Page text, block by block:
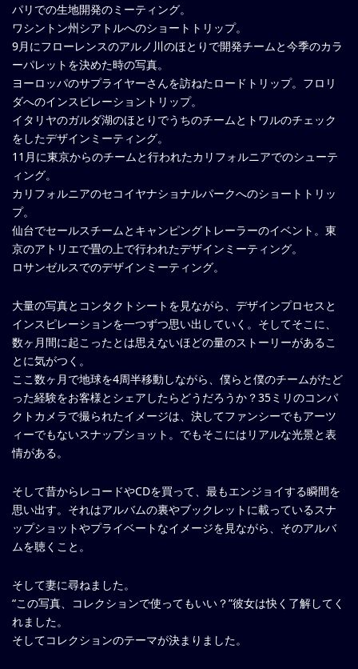
パリでの生地開発のミーティング。
ワシントン州シアトルへのショートトリップ。
9月にフローレンスのアルノ川のほとりで開発チームと今季のカラ
ーパレットを決めた時の写真。
ヨーロッパのサプライヤーさんを訪ねたロードトリップ。フロリ
ダへのインスピレーショントリップ。
イタリヤのガルダ湖のほとりでうちのチームとトワルのチェック
をしたデザインミーティング。
11月に東京からのチームと行われたカリフォルニアでのシューテ
ィング。
カリフォルニアのセコイヤナショナルパークへのショートトリッ
プ。
仙台でセールスチームとキャンピングトレーラーのイベント。東
京のアトリエで畳の上で行われたデザインミーティング。
ロサンゼルスでのデザインミーティング。
大量の写真とコンタクトシートを見ながら、デザインプロセスと
インスピレーションを一つずつ思い出していく。そしてそこに、
数ヶ月間に起こったとは思えないほどの量のストーリーがあるこ
とに気がつく。
ここ数ヶ月で地球を4周半移動しながら、僕らと僕のチームがたど
った経験をお客様とシェアしたらどうだろうか？35ミリのコンパ
クトカメラで撮られたイメージは、決してファンシーでもアーツ
ィーでもないスナップショット。でもそこにはリアルな光景と表
情がある。
そして昔からレコードやCDを買って、最もエンジョイする瞬間を
思い出す。それはアルバムの裏やブックレットに載っているスナ
ップショットやプライベートなイメージを見ながら、そのアルバ
ムを聴くこと。
そして妻に尋ねました。
“この写真、コレクションで使ってもいい？”彼女は快く了解してく
れました。
そしてコレクションのテーマが決まりました。